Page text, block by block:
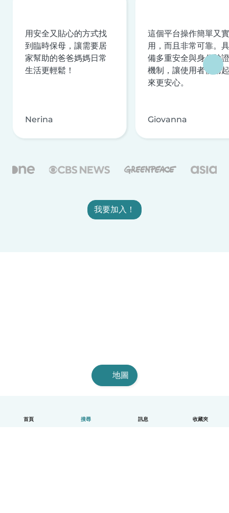
首頁 搜尋 訊息 收藏夾
用安全又貼心的方式找
到臨時保母，讓需要居
家幫助的爸爸媽媽日常
生活更輕鬆！
Nerina
這個平台操作簡單又實
用，而且非常可靠。具
備多重安全與身分驗證
機制，讓使用者使用起
來更安心。
Giovanna
我要加入！
地圖